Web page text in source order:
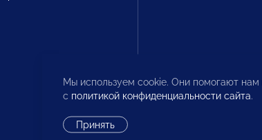
Мы используем cookie. Они помогают нам
с политикой конфиденциальности сайта.
Принять